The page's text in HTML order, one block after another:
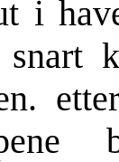
i